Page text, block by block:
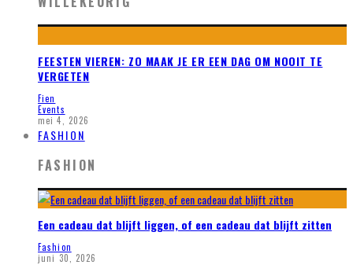
FEESTEN VIEREN: ZO MAAK JE ER EEN DAG OM NOOIT TE
VERGETEN
Fien
Events
mei 4, 2026
FASHION
FASHION
Een cadeau dat blijft liggen, of een cadeau dat blijft zitten
Fashion
juni 30, 2026